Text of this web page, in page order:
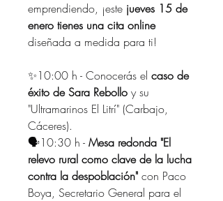
emprendiendo, ¡este jueves 15 de
enero tienes una cita online
diseñada a medida para ti!
✨10:00 h - Conocerás el caso de
éxito de Sara Rebollo y su
"Ultramarinos El Litrí" (Carbajo,
Cáceres).
🗣️10:30 h - Mesa redonda "El
relevo rural como clave de la lucha
contra la despoblación" con Paco
Boya, Secretario General para el